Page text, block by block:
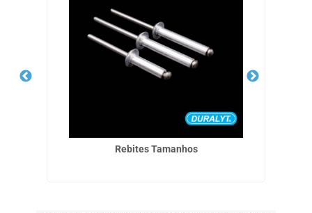
Rebites Tamanhos